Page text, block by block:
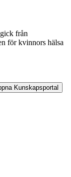
från
för kvinnors hälsa
Kunskapsportal